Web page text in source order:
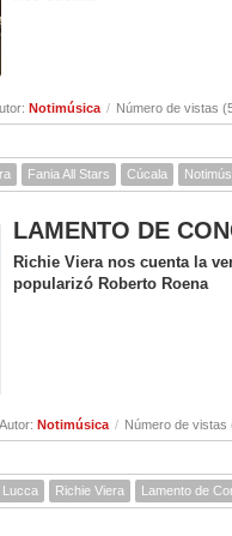
Notimúsica / Número de vistas
Fania All Stars Cúcala
LAMENTO DE
Richie Viera nos cuenta la
popularizó Roberto Roena
Autor: Notimúsica / Número de vistas
Lucca Richie Viera Lamento de